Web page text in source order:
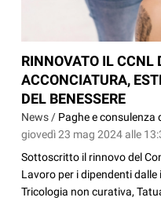
RINNOVATO IL CCNL
ACCONCIATURA,
DEL BENESSERE
News / Paghe e consulenza
giovedì 23 mag 2024 alle
Sottoscritto il rinnovo del
Lavoro per i dipendenti
Tricologia non curativa,